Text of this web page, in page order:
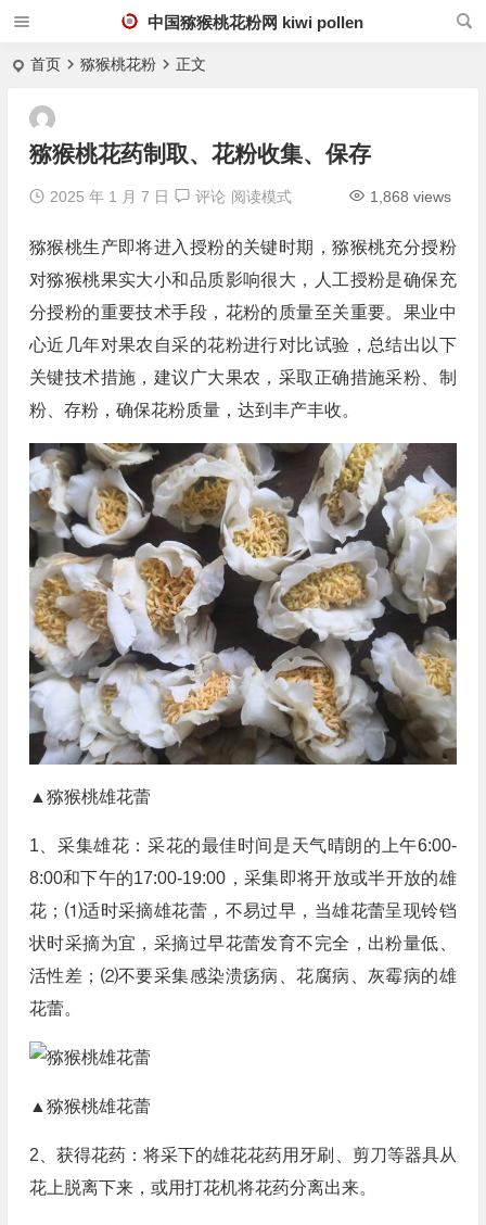
中国猕猴桃花粉网 kiwi pollen
首页 猕猴桃花粉 正文
猕猴桃花药制取、花粉收集、保存
2025 年 1 月 7 日 评论 1,868 views
阅读模式
猕猴桃生产即将进入授粉的关键时期，猕猴桃充分授粉
对猕猴桃果实大小和品质影响很大，人工授粉是确保充
分授粉的重要技术手段，花粉的质量至关重要。果业中
心近几年对果农自采的花粉进行对比试验，总结出以下
关键技术措施，建议广大果农，采取正确措施采粉、制
粉、存粉，确保花粉质量，达到丰产丰收。
▲猕猴桃雄花蕾
1、采集雄花：采花的最佳时间是天气晴朗的上午6:00-
8:00和下午的17:00-19:00，采集即将开放或半开放的雄
花；⑴适时采摘雄花蕾，不易过早，当雄花蕾呈现铃铛
状时采摘为宜，采摘过早花蕾发育不完全，出粉量低、
活性差；⑵不要采集感染溃疡病、花腐病、灰霉病的雄
花蕾。
▲猕猴桃雄花蕾
2、获得花药：将采下的雄花花药用牙刷、剪刀等器具从
花上脱离下来，或用打花机将花药分离出来。